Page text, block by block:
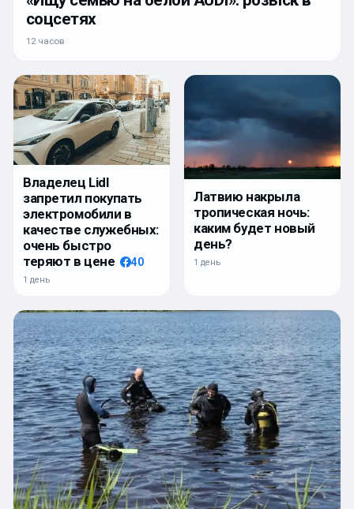
соцсетях
12 часов
Владелец Lidl
запретил покупать
электромобили в
качестве служебных:
очень быстро
теряют в цене
40
1 день
Латвию накрыла
тропическая ночь:
каким будет новый
день?
1 день